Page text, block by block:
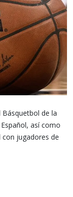
Básquetbol de la
así como
con jugadores de